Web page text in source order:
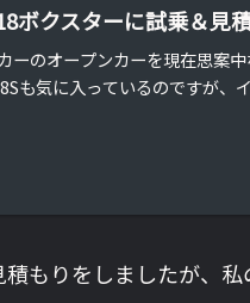
ボクスターに試乗＆見
ーのオープンカーを現在思案
も気に入っているのですが、
もりをしましたが、